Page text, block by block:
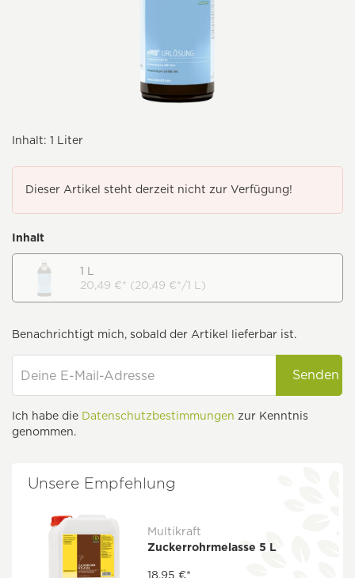
Inhalt: 1 Liter
Dieser Artikel steht derzeit nicht zur Verfügung!
Inhalt
1 L
20,49 €* (20,49 €*/1 L)
Benachrichtigt mich, sobald der Artikel lieferbar ist.
Senden
Ich habe die Datenschutzbestimmungen zur Kenntnis
genommen.
Unsere Empfehlung
Multikraft
Zuckerrohrmelasse 5 L
18,95 €*